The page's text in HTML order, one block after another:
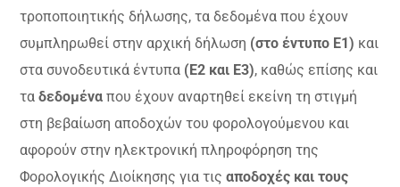
τροποποιητικής δήλωσης, τα δεδομένα που έχουν
συμπληρωθεί στην αρχική δήλωση (στο έντυπο Ε1) και
στα συνοδευτικά έντυπα (Ε2 και Ε3), καθώς επίσης και
ταδεδομένα που έχουν αναρτηθεί εκείνη τη στιγμή
στη βεβαίωση αποδοχών του φορολογούμενου και
αφορούν στην ηλεκτρονική πληροφόρηση της
Φορολογικής Διοίκησης για τιςαποδοχές και τους